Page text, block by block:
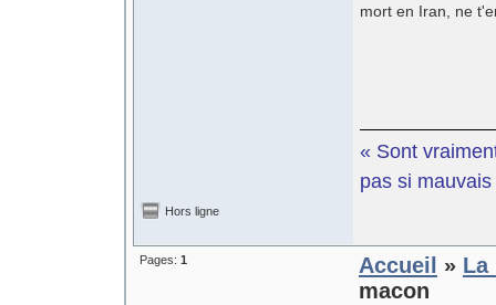
mort en Iran, ne
« Sont
pas si
Hors ligne
Pages: 1 Accueil » La
macon